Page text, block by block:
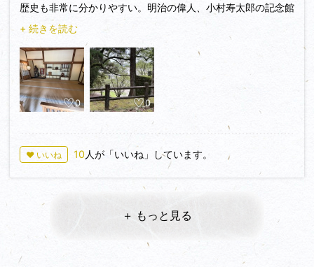
歴史も非常に分かりやすい。明治の偉人、小村寿太郎の記念館
も素晴らしい。駅からレンタサイクルで城下町を周り、城跡に
+ 続きを読む
0 0
♥ いいね 10人が「いいね」しています。
＋ もっと見る